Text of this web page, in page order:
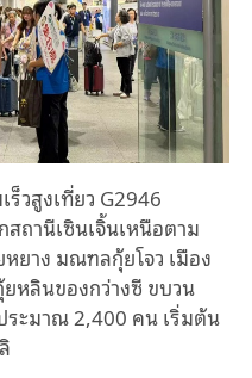
วสูงเที่ยว G2946
ถานีเซินเจิ้นเหนือตาม
ยาง มณฑลกุ้ยโจว เมือง
หลินของกว่างซี ขบวน
ะมาณ 2,400 คน เริ่มต้น